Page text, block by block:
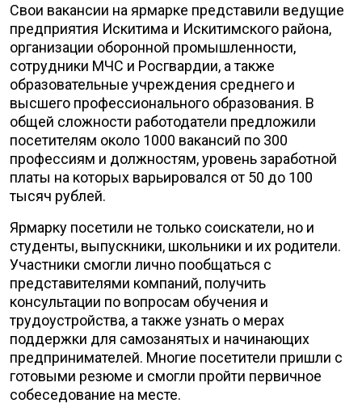
Свои вакансии на ярмарке представили ведущие
предприятия Искитима и Искитимского района,
организации оборонной промышленности,
сотрудники МЧС и Росгвардии, а также
образовательные учреждения среднего и
высшего профессионального образования. В
общей сложности работодатели предложили
посетителям около 1000 вакансий по 300
профессиям и должностям, уровень заработной
платы на которых варьировался от 50 до 100
тысяч рублей.
Ярмарку посетили не только соискатели, но и
студенты, выпускники, школьники и их родители.
Участники смогли лично пообщаться с
представителями компаний, получить
консультации по вопросам обучения и
трудоустройства, а также узнать о мерах
поддержки для самозанятых и начинающих
предпринимателей. Многие посетители пришли с
готовыми резюме и смогли пройти первичное
собеседование на месте.